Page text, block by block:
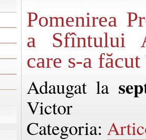
Pomenirea
a Sfîntului
care s-a
Adaugat la
Victor
Categoria: